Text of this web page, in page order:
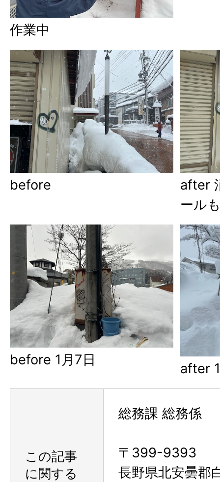
作業中
before
after
ール
before 1月7日
after
この記事
に関する
総務課 総務係
〒399-9393
長野県北安曇郡